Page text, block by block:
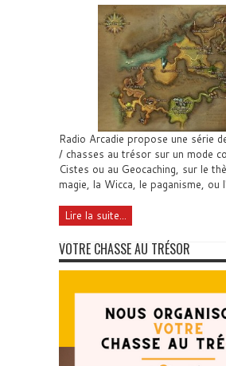
Radio Arcadie propose une série
/ chasses au trésor sur un mode
Cistes ou au Geocaching, sur le
magie, la Wicca, le paganisme, ou
Lire la suite...
VOTRE CHASSE AU TRÉSOR